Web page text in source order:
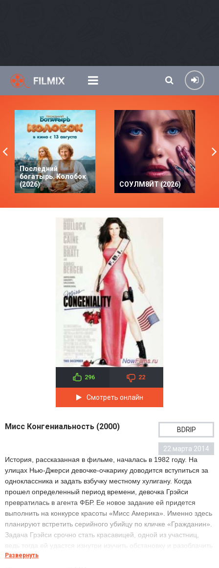
Последний
богатырь. Колобок
(2026)
СОУЛМ8ЙТ (2026)
296 22
Смотреть онлайн
Мисс Конгениальность (2000) BDRIP
22 марта 2014
История, рассказанная в фильме, началась в 1982 году. На
улицах Нью-Джерси девочке-очкарику доводится вступиться за
одноклассника и задать взбучку местному хулигану. Когда
прошел определенный период времени, девочка Грэйси
превратилась в агента ФБР. Ее новое задание ей придется
выполнить на конкурсе красоты «Мисс Америка». Именно здесь
планируют встретить серийного убийцу по кличке «Гражданин».
Задача Грэйси срочно стать красавицей, одной из участниц,
ведь тогда ей удастся изнутри изучить обстановку и разоблачить
преступника. Помогает ей в этом опытный консультант Виктор.
Развернуть